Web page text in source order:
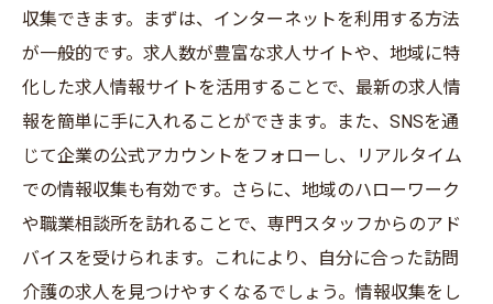
収集できます。まずは、インターネットを利用する方法
が一般的です。求人数が豊富な求人サイトや、地域に特
化した求人情報サイトを活用することで、最新の求人情
報を簡単に手に入れることができます。また、SNSを通
じて企業の公式アカウントをフォローし、リアルタイム
での情報収集も有効です。さらに、地域のハローワーク
や職業相談所を訪れることで、専門スタッフからのアド
バイスを受けられます。これにより、自分に合った訪問
介護の求人を見つけやすくなるでしょう。情報収集をし